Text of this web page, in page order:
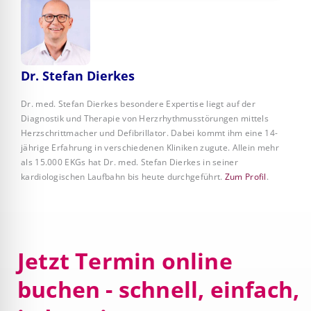
Dr. Stefan Dierkes
Dr. med. Stefan Dierkes besondere Expertise liegt auf der
Diagnostik und Therapie von Herzrhythmusstörungen mittels
Herzschrittmacher und Defibrillator. Dabei kommt ihm eine 14-
jährige Erfahrung in verschiedenen Kliniken zugute. Allein mehr
als 15.000 EKGs hat Dr. med. Stefan Dierkes in seiner
kardiologischen Laufbahn bis heute durchgeführt. Zum Profil.
Jetzt Termin online
buchen - schnell, einfach,